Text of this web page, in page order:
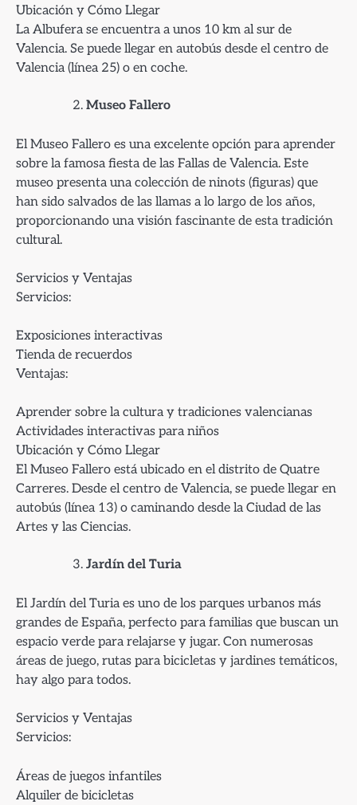
Ubicación y Cómo Llegar
La Albufera se encuentra a unos 10 km al sur de
Valencia. Se puede llegar en autobús desde el centro de
Valencia (línea 25) o en coche.
Museo Fallero
El Museo Fallero es una excelente opción para aprender
sobre la famosa fiesta de las Fallas de Valencia. Este
museo presenta una colección de ninots (figuras) que
han sido salvados de las llamas a lo largo de los años,
proporcionando una visión fascinante de esta tradición
cultural.
Servicios y Ventajas
Servicios:
Exposiciones interactivas
Tienda de recuerdos
Ventajas:
Aprender sobre la cultura y tradiciones valencianas
Actividades interactivas para niños
Ubicación y Cómo Llegar
El Museo Fallero está ubicado en el distrito de Quatre
Carreres. Desde el centro de Valencia, se puede llegar en
autobús (línea 13) o caminando desde la Ciudad de las
Artes y las Ciencias.
Jardín del Turia
El Jardín del Turia es uno de los parques urbanos más
grandes de España, perfecto para familias que buscan un
espacio verde para relajarse y jugar. Con numerosas
áreas de juego, rutas para bicicletas y jardines temáticos,
hay algo para todos.
Servicios y Ventajas
Servicios:
Áreas de juegos infantiles
Alquiler de bicicletas